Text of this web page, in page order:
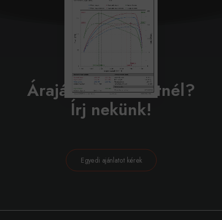
BELEVÁGNÁL?
Árajánlatot szeretnél?
Írj nekünk!
Egyedi ajánlatot kérek